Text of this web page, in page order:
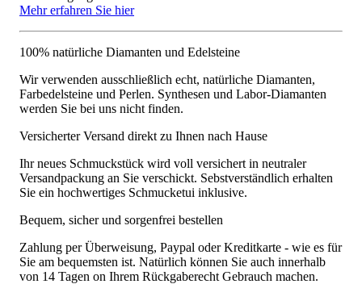
Mehr erfahren Sie hier
100% natürliche Diamanten und Edelsteine
Wir verwenden ausschließlich echt, natürliche Diamanten,
Farbedelsteine und Perlen. Synthesen und Labor-Diamanten
werden Sie bei uns nicht finden.
Versicherter Versand direkt zu Ihnen nach Hause
Ihr neues Schmuckstück wird voll versichert in neutraler
Versandpackung an Sie verschickt. Sebstverständlich erhalten
Sie ein hochwertiges Schmucketui inklusive.
Bequem, sicher und sorgenfrei bestellen
Zahlung per Überweisung, Paypal oder Kreditkarte - wie es für
Sie am bequemsten ist. Natürlich können Sie auch innerhalb
von 14 Tagen on Ihrem Rückgaberecht Gebrauch machen.